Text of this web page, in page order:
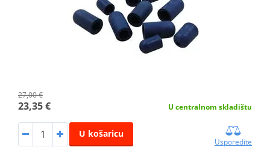
27,00 €
23,35 € U centralnom skladištu
U košaricu
Usporedite